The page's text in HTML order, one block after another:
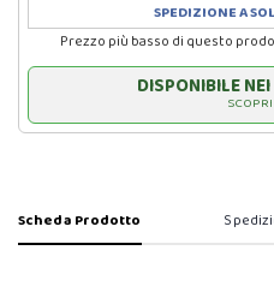
SPEDIZIONE A
Prezzo più basso di questo
DISPONIBILE
Scheda Prodotto